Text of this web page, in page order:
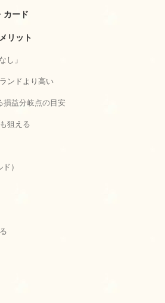
カード
リット
し」
ンドより高い
損益分岐点の目安
狙える
）